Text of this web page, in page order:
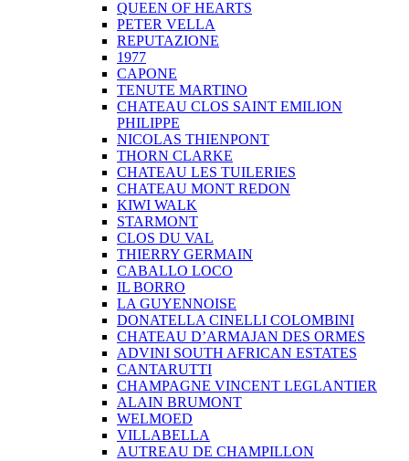
QUEEN OF HEARTS
PETER VELLA
REPUTAZIONE
1977
CAPONE
TENUTE MARTINO
CHATEAU CLOS SAINT EMILION
PHILIPPE
NICOLAS THIENPONT
THORN CLARKE
CHATEAU LES TUILERIES
CHATEAU MONT REDON
KIWI WALK
STARMONT
CLOS DU VAL
THIERRY GERMAIN
CABALLO LOCO
IL BORRO
LA GUYENNOISE
DONATELLA CINELLI COLOMBINI
CHATEAU D’ARMAJAN DES ORMES
ADVINI SOUTH AFRICAN ESTATES
CANTARUTTI
CHAMPAGNE VINCENT LEGLANTIER
ALAIN BRUMONT
WELMOED
VILLABELLA
AUTREAU DE CHAMPILLON